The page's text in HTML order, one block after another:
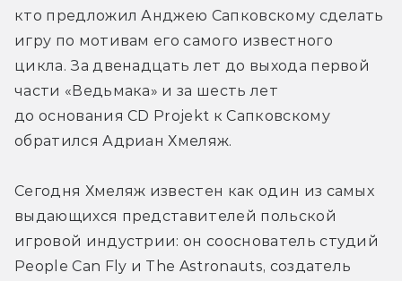
кто предложил Анджею Сапковскому сделать
игру по мотивам его самого известного
цикла. За двенадцать лет до выхода первой
части «Ведьмака» и за шесть лет
до основания CD Projekt к Сапковскому
обратился Адриан Хмеляж.
Сегодня Хмеляж известен как один из самых
выдающихся представителей польской
игровой индустрии: он сооснователь студий
People Can Fly и The Astronauts, создатель